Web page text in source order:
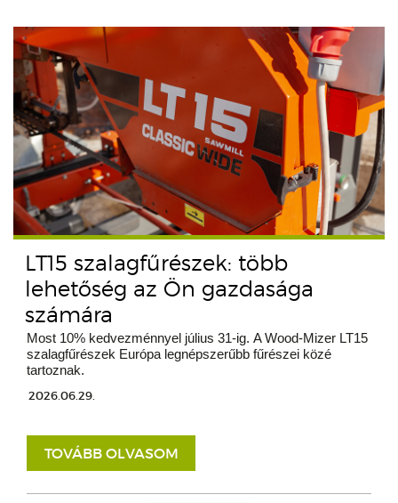
LT15 szalagfűrészek: több
lehetőség az Ön gazdasága
számára
Most 10% kedvezménnyel július 31-ig. A Wood-Mizer LT15
szalagfűrészek Európa legnépszerűbb fűrészei közé
tartoznak.
2026.06.29.
TOVÁBB OLVASOM